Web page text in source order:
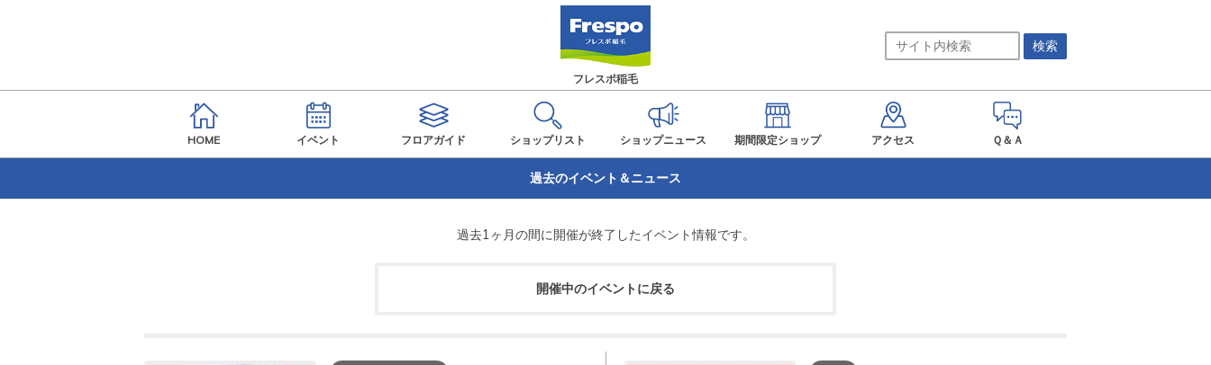
フレスポ稲毛
HOME イベント フロアガイド ショップリスト ショップニュース 期間限定ショップ アクセス Ｑ＆Ａ
過去のイベント＆ニュース
過去1ヶ月の間に開催が終了したイベント情報です。
開催中のイベントに戻る